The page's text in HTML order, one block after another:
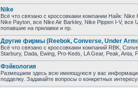
Nike
Всё что связано с кроссовками компании Найк:
Nike Payton, все Nike Air Barkley, Nike Pippen I-V,
попавшие на прилавки и пр.
Другие фирмы (Reebok, Converse, Under
Всё что связано с кроссовками компаний RBK,
Starbury, Dada, Ewing, Pro-Keds, LA Gear, Peak,
Фэйкология
Размещаем здесь всю имеющуюся у вас
подделку. Задавайте вопросы о конкретных